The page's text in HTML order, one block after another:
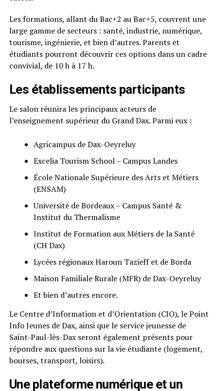
Les formations, allant du Bac+2 au Bac+5, couvrent une
large gamme de secteurs : santé, industrie, numérique,
tourisme, ingénierie, et bien d’autres. Parents et
étudiants pourront découvrir ces options dans un cadre
convivial, de 10 h à 17 h.
Les établissements participants
Le salon réunira les principaux acteurs de
l’enseignement supérieur du Grand Dax. Parmi eux :
Agricampus de Dax-Oeyreluy
Excelia Tourism School – Campus Landes
École Nationale Supérieure des Arts et Métiers
(ENSAM)
Université de Bordeaux – Campus Santé &
Institut du Thermalisme
Institut de Formation aux Métiers de la Santé
(CH Dax)
Lycées régionaux Haroun Tazieff et de Borda
Maison Familiale Rurale (MFR) de Dax-Oeyreluy
Et bien d’autres encore.
Le Centre d’Information et d’Orientation (CIO), le Point
Info Jeunes de Dax, ainsi que le service jeunesse de
Saint-Paul-lès-Dax seront également présents pour
répondre aux questions sur la vie étudiante (logement,
bourses, transport, loisirs).
Une plateforme numérique et un